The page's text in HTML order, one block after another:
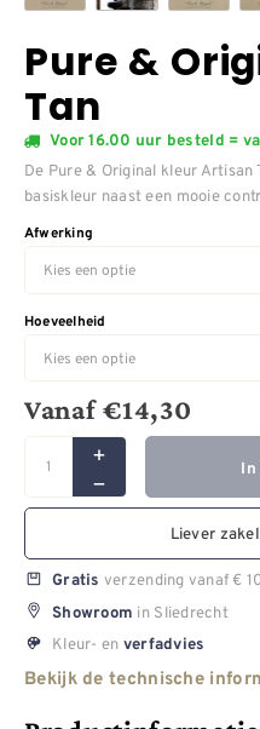
Pure &
Tan
Voor 16.00 uur besteld =
De Pure & Original kleur Artisan
basiskleur naast een mooie
Afwerking
Hoeveelheid
Vanaf€14,30
In
Liever
Gratis verzending vanaf €
Showroom in Sliedrecht
Kleur- en verfadvies
Bekijk de technische